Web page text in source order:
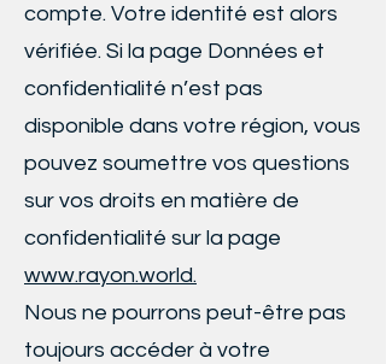
compte. Votre identité est alors
vérifiée. Si la page Données et
confidentialité n’est pas
disponible dans votre région, vous
pouvez soumettre vos questions
sur vos droits en matière de
confidentialité sur la page
www.rayon.world.
Nous ne pourrons peut-être pas
toujours accéder à votre